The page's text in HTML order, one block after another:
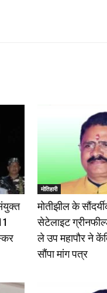
मोतिहारी
मोतीझील के
सेटेलाइट
ले उप महापौर ने
सौंपा मांग पत्र